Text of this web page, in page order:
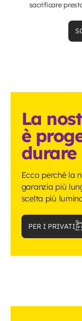
sacrificare
La
è
durare
Ecco perché la
garanzia più
scelta più
PER I PRIVATI